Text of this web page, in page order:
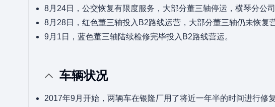
8月24日，公交恢复有限度服务，大部分董三轴停运，横琴分公
8月28日，红色董三轴投入B2路线运营，大部分董三轴仍未恢复
9月1日，蓝色董三轴陆续检修完毕投入B2路线营运。
车辆状况
2017年9月开始，两辆车在银隆厂用了将近一年半的时间进行修复